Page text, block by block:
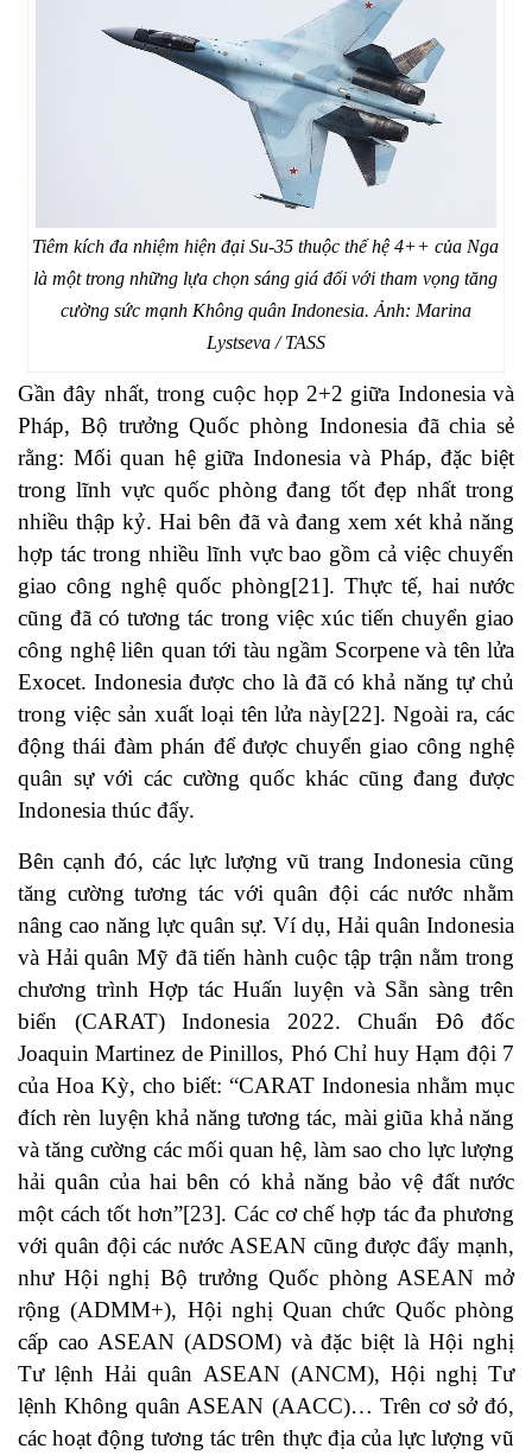
Tiêm kích đa nhiệm hiện đại Su-35 thuộc thế hệ 4++ của Nga
là một trong những lựa chọn sáng giá đối với tham vọng tăng
cường sức mạnh Không quân Indonesia. Ảnh: Marina
Lystseva / TASS
Gần đây nhất, trong cuộc họp 2+2 giữa Indonesia và
Pháp, Bộ trưởng Quốc phòng Indonesia đã chia sẻ
rằng: Mối quan hệ giữa Indonesia và Pháp, đặc biệt
trong lĩnh vực quốc phòng đang tốt đẹp nhất trong
nhiều thập kỷ. Hai bên đã và đang xem xét khả năng
hợp tác trong nhiều lĩnh vực bao gồm cả việc chuyển
giao công nghệ quốc phòng[21]. Thực tế, hai nước
cũng đã có tương tác trong việc xúc tiến chuyển giao
công nghệ liên quan tới tàu ngầm Scorpene và tên lửa
Exocet. Indonesia được cho là đã có khả năng tự chủ
trong việc sản xuất loại tên lửa này[22]. Ngoài ra, các
động thái đàm phán để được chuyển giao công nghệ
quân sự với các cường quốc khác cũng đang được
Indonesia thúc đẩy.
Bên cạnh đó, các lực lượng vũ trang Indonesia cũng
tăng cường tương tác với quân đội các nước nhằm
nâng cao năng lực quân sự. Ví dụ, Hải quân Indonesia
và Hải quân Mỹ đã tiến hành cuộc tập trận nằm trong
chương trình Hợp tác Huấn luyện và Sẵn sàng trên
biển (CARAT) Indonesia 2022. Chuẩn Đô đốc
Joaquin Martinez de Pinillos, Phó Chỉ huy Hạm đội 7
của Hoa Kỳ, cho biết: “CARAT Indonesia nhằm mục
đích rèn luyện khả năng tương tác, mài giũa khả năng
và tăng cường các mối quan hệ, làm sao cho lực lượng
hải quân của hai bên có khả năng bảo vệ đất nước
một cách tốt hơn”[23]. Các cơ chế hợp tác đa phương
với quân đội các nước ASEAN cũng được đẩy mạnh,
như Hội nghị Bộ trưởng Quốc phòng ASEAN mở
rộng (ADMM+), Hội nghị Quan chức Quốc phòng
cấp cao ASEAN (ADSOM) và đặc biệt là Hội nghị
Tư lệnh Hải quân ASEAN (ANCM), Hội nghị Tư
lệnh Không quân ASEAN (AACC)… Trên cơ sở đó,
các hoạt động tương tác trên thực địa của lực lượng vũ